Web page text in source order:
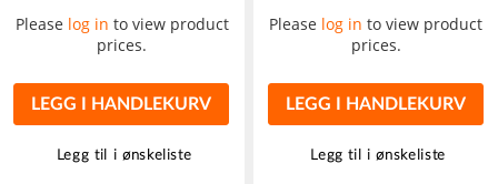
Please log in to view product
prices.
LEGG I HANDLEKURV
Legg til i ønskeliste
Please log in to view product
prices.
LEGG I HANDLEKURV
Legg til i ønskeliste